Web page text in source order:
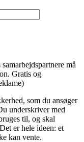
må
Gratis og
som du ansøger
underskriver med
til, og skal
er hele ideen: et
kan vente.